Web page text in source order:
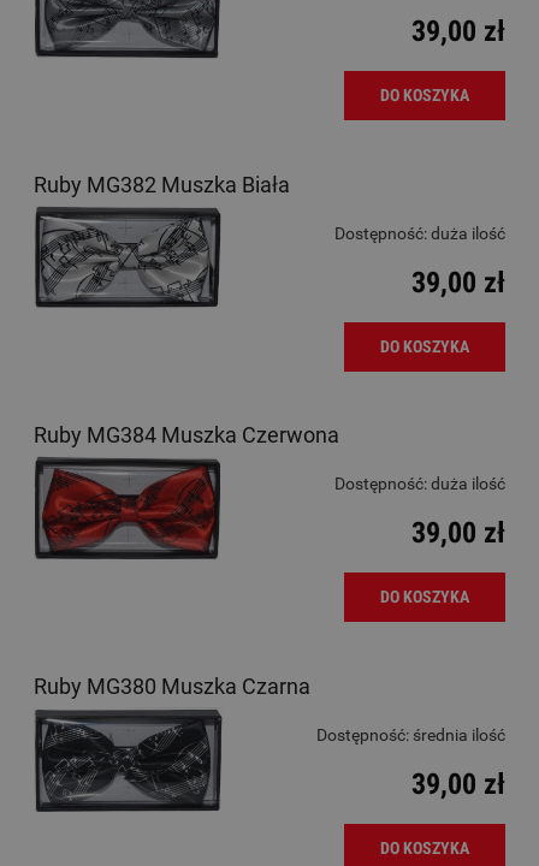
39,00 zł
DO KOSZYKA
Ruby MG382 Muszka Biała
Dostępność:duża ilość
39,00 zł
DO KOSZYKA
Ruby MG384 Muszka Czerwona
Dostępność:duża ilość
39,00 zł
DO KOSZYKA
Ruby MG380 Muszka Czarna
Dostępność: średnia ilość
39,00 zł
DO KOSZYKA